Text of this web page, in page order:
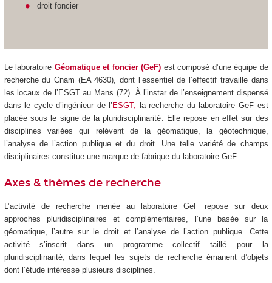
droit foncier
Le laboratoire Géomatique et foncier (GeF) est composé d’une équipe de
recherche du Cnam (EA 4630), dont l’essentiel de l’effectif travaille dans
les locaux de l’ESGT au Mans (72). À l’instar de l’enseignement dispensé
dans le cycle d’ingénieur de l’ ESGT, la recherche du laboratoire GeF est
placée sous le signe de la pluridisciplinarité. Elle repose en effet sur des
disciplines variées qui relèvent de la géomatique, la géotechnique,
l’analyse de l’action publique et du droit. Une telle variété de champs
disciplinaires constitue une marque de fabrique du laboratoire GeF.
Axes & thèmes de recherche
L’activité de recherche menée au laboratoire GeF repose sur deux
approches pluridisciplinaires et complémentaires, l’une basée sur la
géomatique, l’autre sur le droit et l’analyse de l’action publique. Cette
activité s’inscrit dans un programme collectif taillé pour la
pluridisciplinarité, dans lequel les sujets de recherche émanent d’objets
dont l’étude intéresse plusieurs disciplines.